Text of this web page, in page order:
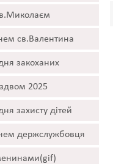
св.Валентина
закоханих
2025
захисту дітей
держслужбовця